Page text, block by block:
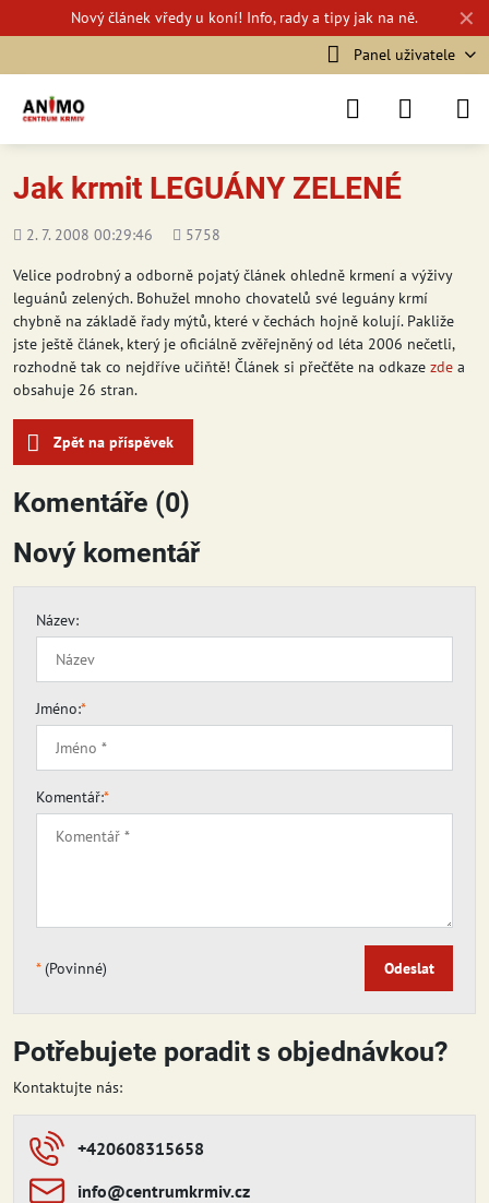
✕
Novýčlánek vředy u koní! Info, rady a tipy jak na ně.
Panel uživatele
Jak krmit LEGUÁNY ZELENÉ
Přidáno
2. 7. 2008 00:29:46
Počet
5758
Velice podrobný a odborně pojatý článek ohledně krmení a výživy
leguánů zelených. Bohužel mnoho chovatelů své leguány krmí
chybně na základě řady mýtů, které v čechách hojně kolují. Pakliže
jste ještě článek, který je oficiálně zvěřejněný od léta 2006 nečetli,
rozhodně tak co nejdříve učiňtě! Článek si přečťěte na odkaze zde a
obsahuje 26 stran.
Zpět na příspěvek
Komentáře (0)
Nový komentář
Název:
Jméno:*
Komentář:*
*(Povinné) Odeslat
Potřebujete poradit s objednávkou?
Kontaktujte nás:
+420608315658
info​​@centrumkrmiv​​.cz